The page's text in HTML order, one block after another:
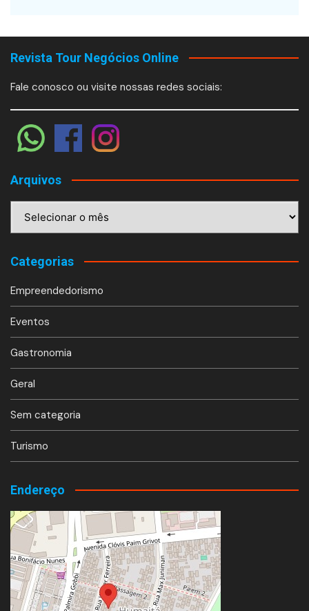
Revista Tour Negócios Online
Fale conosco ou visite nossas redes sociais:
Arquivos
Categorias
Empreendedorismo
Eventos
Gastronomia
Geral
Sem categoria
Turismo
Endereço